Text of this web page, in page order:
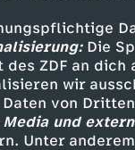
Die
des ZDF an
wir
von
Media und
Unter
EURO 2020
vorm ersten
im